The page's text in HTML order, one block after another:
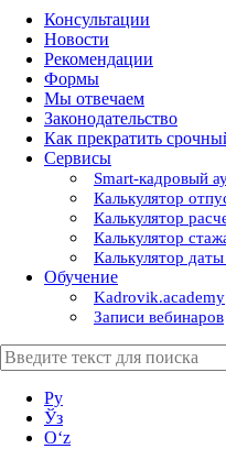
Консультации
Новости
Рекомендации
Формы
Мы отвечаем
Законодательство
Как прекратить
Сервисы
Smart-кадровый
Калькулятор
Калькулятор
Калькулятор
Калькулятор
Обучение
Kadrovik.academy
Записи вебинаров
Ру
Ўз
Oʻz